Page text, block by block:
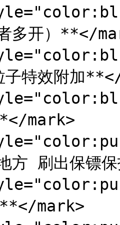
多开）**</
子特效附加
mark>
方 刷出保镖
mark>